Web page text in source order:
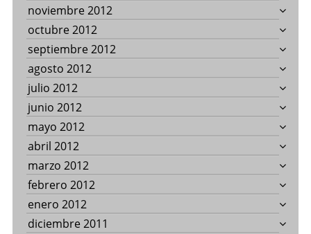
noviembre 2012
octubre 2012
septiembre 2012
agosto 2012
julio 2012
junio 2012
mayo 2012
abril 2012
marzo 2012
febrero 2012
enero 2012
diciembre 2011